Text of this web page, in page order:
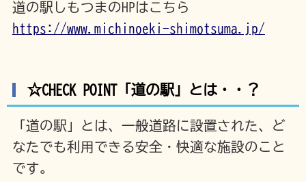
道の駅しもつまのHPはこちら
https://www.michinoeki-shimotsuma.jp/
☆CHECK POINT「道の駅」とは・・？
「道の駅」とは、一般道路に設置された、ど
なたでも利用できる安全・快適な施設のこと
です。